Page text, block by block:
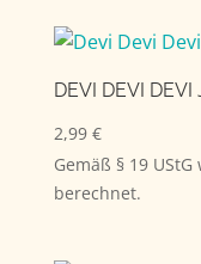
DEVI DEVI DEVI
2,99 €
Gemäß § 19
berechnet.